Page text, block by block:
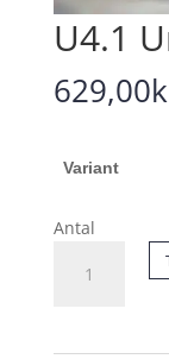
U4.1
629,00
Variant
Antal
Undertavle